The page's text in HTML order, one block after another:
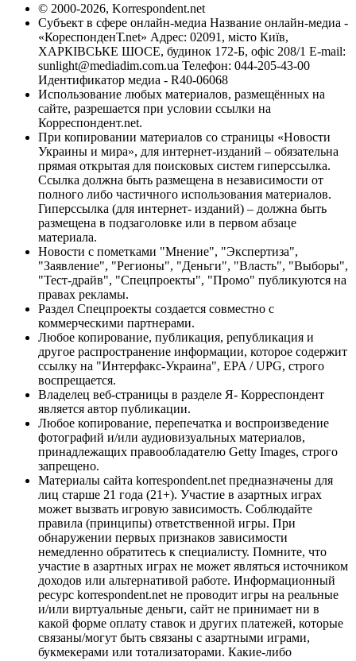
© 2000-2026, Korrespondent.net
Субъект в сфере онлайн-медиа Название онлайн-медиа -
«КореспонденТ.net» Адрес: 02091, місто Київ,
ХАРКІВСЬКЕ ШОСЕ, будинок 172-Б, офіс 208/1 E-mail:
sunlight@mediadim.com.ua Телефон: 044-205-43-00
Идентификатор медиа - R40-06068
Использование любых материалов, размещённых на
сайте, разрешается при условии ссылки на
Корреспондент.net.
При копировании материалов со страницы «Новости
Украины и мира», для интернет-изданий – обязательна
прямая открытая для поисковых систем гиперссылка.
Ссылка должна быть размещена в независимости от
полного либо частичного использования материалов.
Гиперссылка (для интернет- изданий) – должна быть
размещена в подзаголовке или в первом абзаце
материала.
Новости с пометками "Мнение", "Экспертиза",
"Заявление", "Регионы", "Деньги", "Власть", "Выборы",
"Тест-драйв", "Спецпроекты", "Промо" публикуются на
правах рекламы.
Раздел Спецпроекты создается совместно с
коммерческими партнерами.
Любое копирование, публикация, републикация и
другое распространение информации, которое содержит
ссылку на "Интерфакс-Украина", EPA / UPG, строго
воспрещается.
Владелец веб-страницы в разделе Я- Корреспондент
является автор публикации.
Любое копирование, перепечатка и воспроизведение
фотографий и/или аудиовизуальных материалов,
принадлежащих правообладателю Getty Images, строго
запрещено.
Материалы сайта korrespondent.net предназначены для
лиц старше 21 года (21+). Участие в азартных играх
может вызвать игровую зависимость. Соблюдайте
правила (принципы) ответственной игры. При
обнаружении первых признаков зависимости
немедленно обратитесь к специалисту. Помните, что
участие в азартных играх не может являться источником
доходов или альтернативой работе. Информационный
ресурс korrespondent.net не проводит игры на реальные
и/или виртуальные деньги, сайт не принимает ни в
какой форме оплату ставок и других платежей, которые
связаны/могут быть связаны с азартными играми,
букмекерами или тотализаторами. Какие-либо